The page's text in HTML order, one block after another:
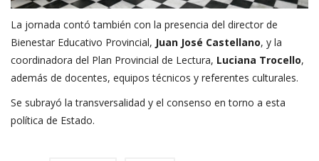
La jornada contó también con la presencia del director de
Bienestar Educativo Provincial, Juan José Castellano, y la
coordinadora del Plan Provincial de Lectura, Luciana Trocello,
además de docentes, equipos técnicos y referentes culturales.
Se subrayó la transversalidad y el consenso en torno a esta
política de Estado.